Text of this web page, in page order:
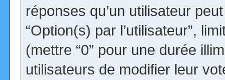
réponses qu’un utilisateur
“Option(s) par l’utilisateur”,
(mettre “0” pour une durée
utilisateurs de modifier leur